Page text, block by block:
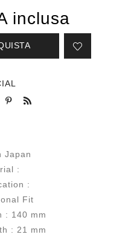
inclusa
Japan
:
:
Fit
: 140 mm
: 21 mm